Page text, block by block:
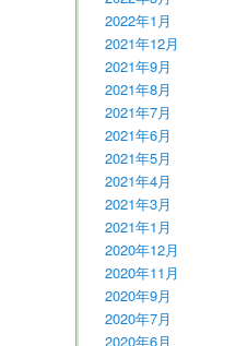
2022年1月
2021年12月
2021年9月
2021年8月
2021年7月
2021年6月
2021年5月
2021年4月
2021年3月
2021年1月
2020年12月
2020年11月
2020年9月
2020年7月
2020年6月